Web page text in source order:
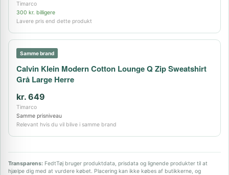
Timarco
300 kr. billigere
Lavere pris end dette produkt
Samme brand
Calvin Klein Modern Cotton Lounge Q Zip Sweatshirt
Grå Large Herre
kr. 649
Timarco
Samme prisniveau
Relevant hvis du vil blive i samme brand
Transparens: FedtTøj bruger produktdata, prisdata og lignende produkter til at
hjælpe dig med at vurdere købet. Placering kan ikke købes af butikkerne, og